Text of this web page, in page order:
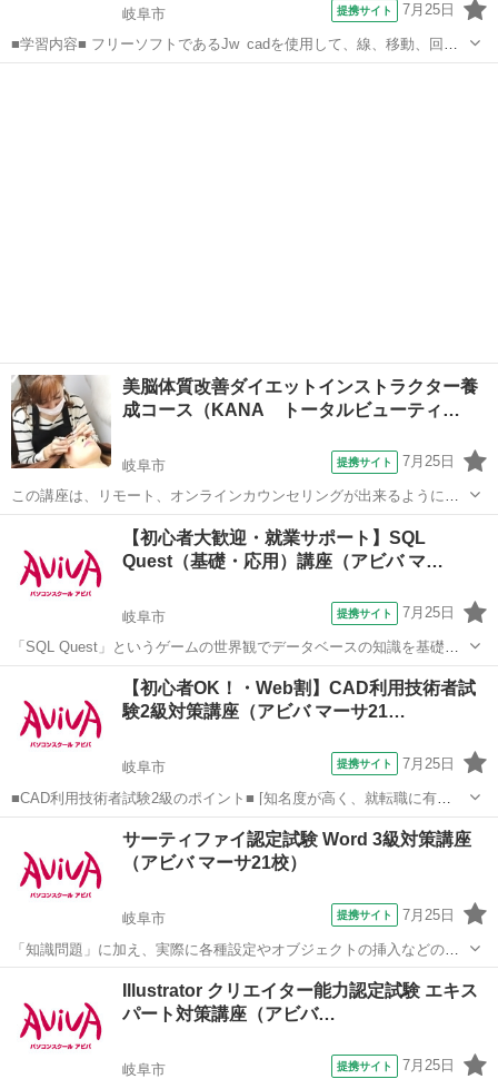
岐阜市 提携サイト 7月25日
■学習内容■ フリーソフトであるJw_cadを使用して、線、移動、回転
などの基本機能や複雑なオブジェクトの作図、作図効率を上げる機
美脳体質改善ダイエットインストラクター養
成コース（KANA トータルビューティ…
岐阜市 提携サイト 7月25日
この講座は、リモート、オンラインカウンセリングが出来るようにな
る、今の時期にあったカリキュラムになっております。ダイエット＆
心理メンタルの事を徹底的に学びます 美脳＝マインド学を学んでみま
せんか？
心理学
【初心者大歓迎・就業サポート】SQL
Quest（基礎・応用）講座（アビバ マ…
岐阜市 提携サイト 7月25日
「SQL Quest」というゲームの世界観でデータベースの知識を基礎か
ら学習していきます。演習課題を中心とし、難しい専門用語も身近な
言葉に置き換えて解説します。
その他
【初心者OK！・Web割】CAD利用技術者試
験2級対策講座（アビバ マーサ21…
岐阜市 提携サイト 7月25日
■CAD利用技術者試験2級のポイント■ [知名度が高く、就転職に有
利！] CAD資格の中でも知名度が高く、採用などで優遇する資格として
挙げている企業も多く、就職・転職を考えている方におすすめです。
[CAD知識だけでなく...
サーティファイ認定試験 Word 3級対策講座
（アビバ マーサ21校）
岐阜市 提携サイト 7月25日
「知識問題」に加え、実際に各種設定やオブジェクトの挿入などの機
能を駆使した文書を作成する「実技問題」を解くことで、実践的な能
力を証明できる資格制度の、3級対策講座です。
Illustrator クリエイター能力認定試験 エキス
パート対策講座（アビバ…
岐阜市 提携サイト 7月25日